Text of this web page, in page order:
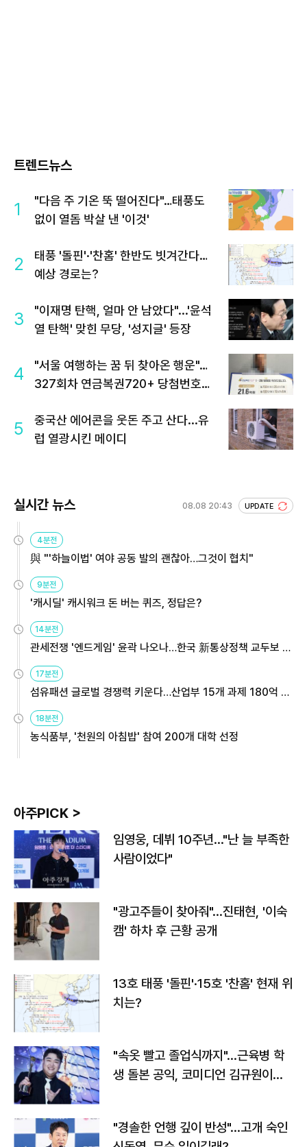
트렌드뉴스
1
"다음 주 기온 뚝 떨어진다"…태풍도
없이 열돔 박살 낸 '이것'
2
태풍 '돌핀'·'찬홈' 한반도 빗겨간다…
예상 경로는?
3
"이재명 탄핵, 얼마 안 남았다"...'윤석
열 탄핵' 맞힌 무당, '성지글' 등장
4
"서울 여행하는 꿈 뒤 찾아온 행운"…
327회차 연금복권720+ 당첨번호조
5
중국산 에어콘을 웃돈 주고 산다...유
럽 열광시킨 메이디
실시간 뉴스 08.08 20:43 UPDATE
4분전
與 "'하늘이법' 여야 공동 발의 괜찮아…그것이 협치"
9분전
'캐시딜' 캐시워크 돈 버는 퀴즈, 정답은?
14분전
관세전쟁 '엔드게임' 윤곽 나오나…한국 新통상정책 교두보 활
용해야
17분전
섬유패션 글로벌 경쟁력 키운다…산업부 15개 과제 180억 지
원
18분전
농식품부, '천원의 아침밥' 참여 200개 대학 선정
아주PICK >
임영웅, 데뷔 10주년…"난 늘 부족한
사람이었다"
"광고주들이 찾아줘"…진태현, '이숙
캠' 하차 후 근황 공개
13호 태풍 '돌핀'·15호 '찬홈' 현재 위
치는?
"속옷 빨고 졸업식까지"…근육병 학
생 돌본 공익, 코미디언 김규원이었
"경솔한 언행 깊이 반성"…고개 숙인